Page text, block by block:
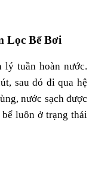
Lọc Bể Bơi
lý tuần hoàn nước.
sau đó đi qua hệ
nước sạch được
luôn ở trạng thái